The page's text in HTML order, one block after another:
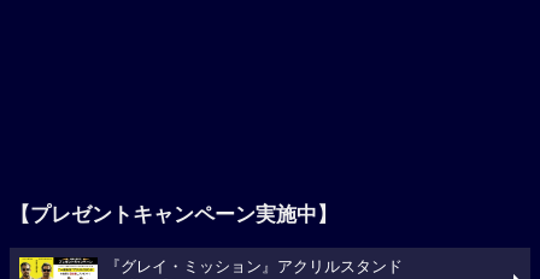
【プレゼントキャンペーン実施中】
『グレイ・ミッション』アクリルスタンド